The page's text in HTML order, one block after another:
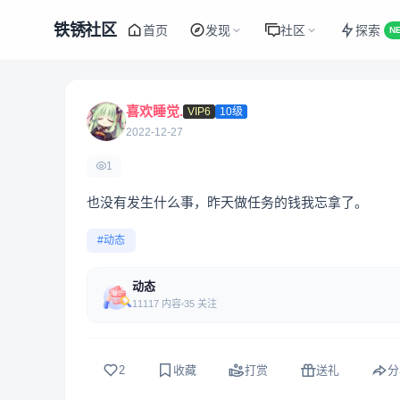
铁锈社区 首页 发现 社区 探索
喜欢睡觉. VIP6
10级
2022-12-27
1
也没有发生什么事，昨天做任务的钱我忘拿了。
#动态
动态
11117 内容 35 关注
2 收藏 打赏 送礼